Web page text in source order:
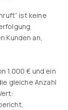
ist keine
Kunden an,
1.000 € und ein
gleiche Anzahl